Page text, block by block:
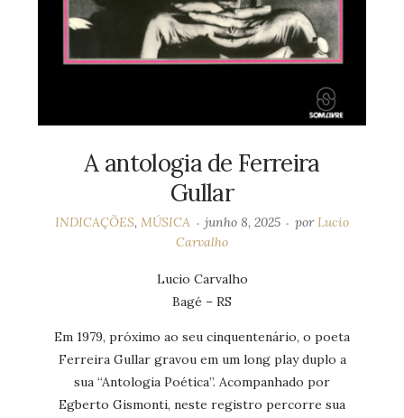
A antologia de Ferreira
Gullar
INDICAÇÕES,MÚSICA junho 8, 2025 porLucio
Carvalho
Lucio Carvalho
Bagé – RS
Em 1979, próximo ao seu cinquentenário, o poeta
Ferreira Gullar gravou em um long play duplo a
sua “Antologia Poética”. Acompanhado por
Egberto Gismonti, neste registro percorre sua